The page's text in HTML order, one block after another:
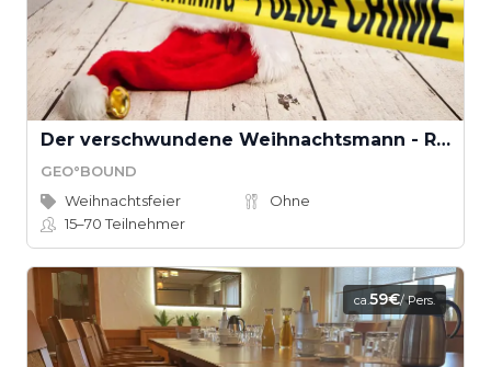
Der verschwundene Weihnachtsmann - Rettet Weihnachten! (Teamevent)
GEO°BOUND
Weihnachtsfeier
Ohne
15–70Teilnehmer
ca.59€/ Pers.